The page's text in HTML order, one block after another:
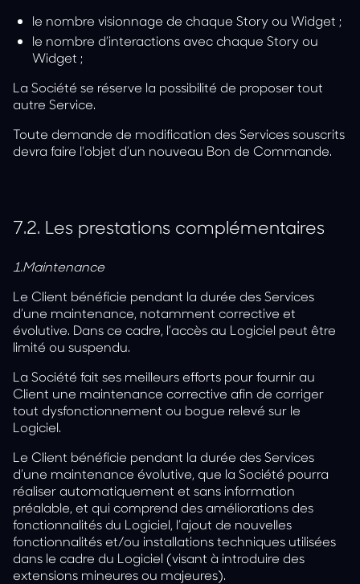
le nombre visionnage de chaque Story ou Widget ;
le nombre d’interactions avec chaque Story ou
Widget ;
La Société se réserve la possibilité de proposer tout
autre Service.
Toute demande de modification des Services souscrits
devra faire l’objet d’un nouveau Bon de Commande.
7.2. Les prestations complémentaires
1.Maintenance
Le Client bénéficie pendant la durée des Services
d’une maintenance, notamment corrective et
évolutive. Dans ce cadre, l’accès au Logiciel peut être
limité ou suspendu.
La Société fait ses meilleurs efforts pour fournir au
Client une maintenance corrective afin de corriger
tout dysfonctionnement ou bogue relevé sur le
Logiciel.
Le Client bénéficie pendant la durée des Services
d’une maintenance évolutive, que la Société pourra
réaliser automatiquement et sans information
préalable, et qui comprend des améliorations des
fonctionnalités du Logiciel, l’ajout de nouvelles
fonctionnalités et/ou installations techniques utilisées
dans le cadre du Logiciel (visant à introduire des
extensions mineures ou majeures).